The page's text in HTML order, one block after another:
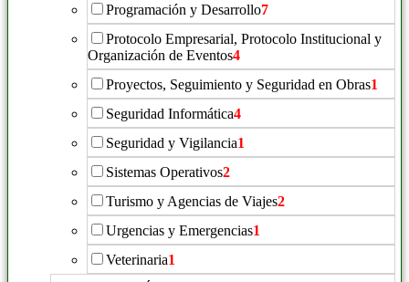
Programación y Desarrollo7
Protocolo Empresarial, Protocolo Institucional y
Organización de Eventos4
Proyectos, Seguimiento y Seguridad en Obras1
Seguridad Informática4
Seguridad y Vigilancia1
Sistemas Operativos2
Turismo y Agencias de Viajes2
Urgencias y Emergencias1
Veterinaria1